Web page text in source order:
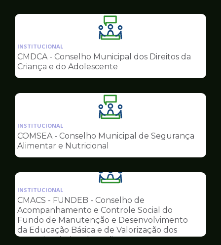
Ilustração
da
pagina
de
Conselhos
INSTITUCIONAL
CMDCA - Conselho Municipal dos Direitos da
Criança e do Adolescente
Ilustração
da
pagina
Conselhos
INSTITUCIONAL
COMSEA - Conselho Municipal de Segurança
Alimentar e Nutricional
Ilustração
da
pagina
de
Conselhos
INSTITUCIONAL
CMACS - FUNDEB - Conselho de
Acompanhamento e Controle Social do
Fundo de Manutenção e Desenvolvimento
da Educação Básica e de Valorização dos
Profissionais da Educação